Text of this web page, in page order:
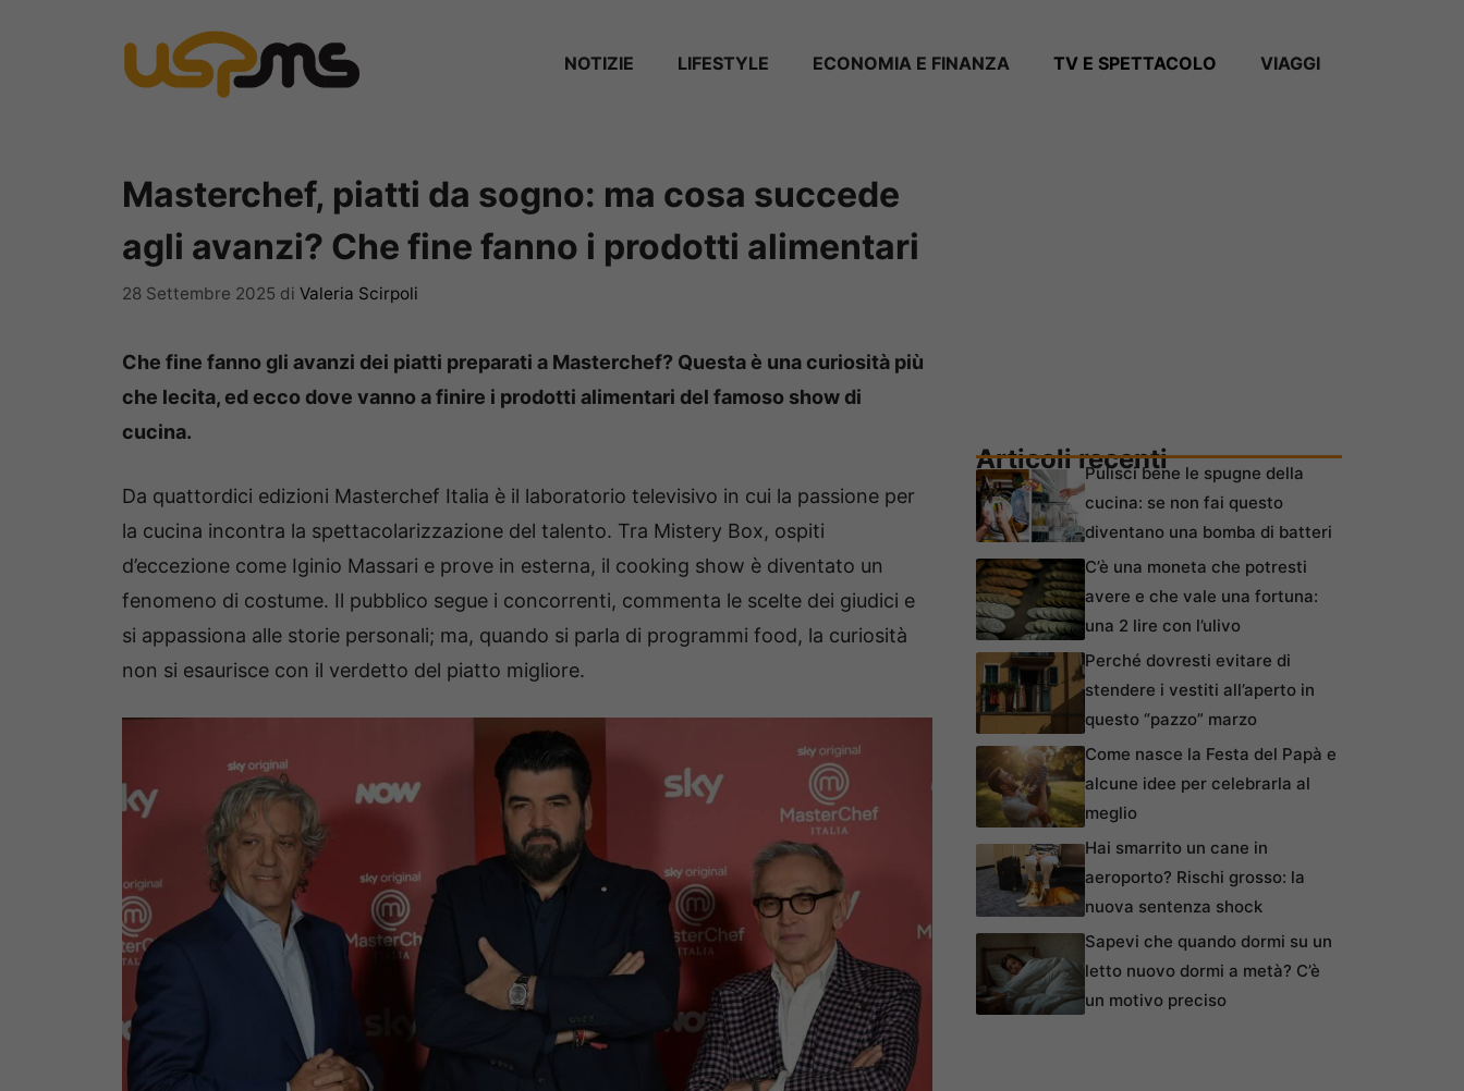
NOTIZIE LIFESTYLE ECONOMIA E FINANZA TV E SPETTACOLO VIAGGI
Masterchef, piatti da sogno: ma cosa succede
agli avanzi? Che fine fanno i prodotti alimentari
28 Settembre 2025 di Valeria Scirpoli
Che fine fanno gli avanzi dei piatti preparati a Masterchef? Questa è una curiosità più
che lecita, ed ecco dove vanno a finire i prodotti alimentari del famoso show di
cucina.
Da quattordici edizioni Masterchef Italia è il laboratorio televisivo in cui la passione per
la cucina incontra la spettacolarizzazione del talento. Tra Mistery Box, ospiti
d’eccezione come Iginio Massari e prove in esterna, il cooking show è diventato un
fenomeno di costume. Il pubblico segue i concorrenti, commenta le scelte dei giudici e
si appassiona alle storie personali; ma, quando si parla di programmi food, la curiosità
non si esaurisce con il verdetto del piatto migliore.
Articoli recentiPulisci bene le spugne della
cucina: se non fai questo
diventano una bomba di batteri
C’è una moneta che potresti
avere e che vale una fortuna:
una 2 lire con l’ulivo
Perché dovresti evitare di
stendere i vestiti all’aperto in
questo “pazzo” marzo
Come nasce la Festa del Papà e
alcune idee per celebrarla al
meglio
Hai smarrito un cane in
aeroporto? Rischi grosso: la
nuova sentenza shock
Sapevi che quando dormi su un
letto nuovo dormi a metà? C’è
un motivo preciso